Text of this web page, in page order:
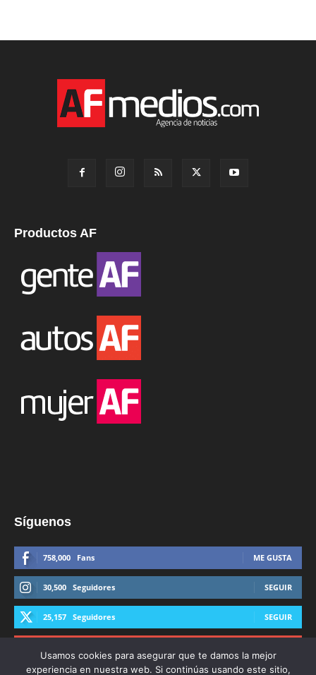
Productos AF
Síguenos
758,000 Fans ME GUSTA
30,500 Seguidores SEGUIR
25,157 Seguidores SEGUIR
Usamos cookies para asegurar que te damos la mejor
experiencia en nuestra web. Si continúas usando este sitio,